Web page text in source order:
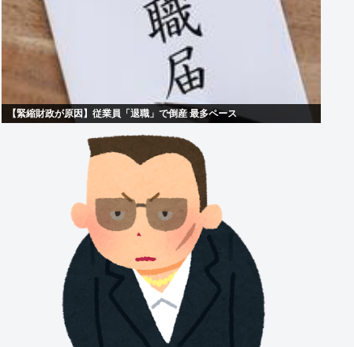
【緊縮財政が原因】従業員「退職」で倒産 最多ペース